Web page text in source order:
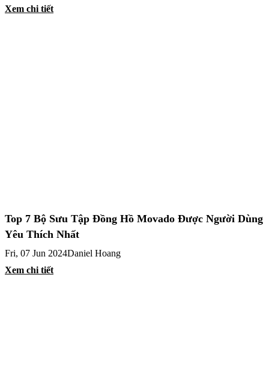
Xem chi tiết
Top 7 Bộ Sưu Tập Đồng Hồ Movado Được Người Dùng
Yêu Thích Nhất
Fri, 07 Jun 2024Daniel Hoang
Xem chi tiết